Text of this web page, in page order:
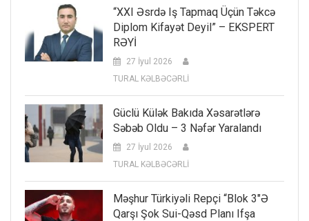
“XXI Əsrdə Iş Tapmaq Üçün Təkcə
Diplom Kifayət Deyil” – EKSPERT
RƏYİ
27 İyul 2026
TURAL KƏLBƏCƏRLİ
Güclü Külək Bakıda Xəsarətlərə
Səbəb Oldu – 3 Nəfər Yaralandı
27 İyul 2026
TURAL KƏLBƏCƏRLİ
Məşhur Türkiyəli Repçi “Blok 3″ə
Qarşı Şok Sui-Qəsd Planı Ifşa